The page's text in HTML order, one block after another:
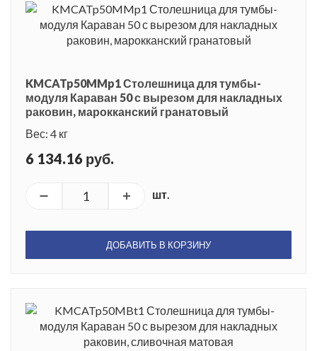
KMCATp50MMp1 Столешница для тумбы-
модуля Караван 50 с вырезом для накладных
раковин, марокканский гранатовый
Вес: 4 кг
6 134.16 руб.
шт.
ДОБАВИТЬ В КОРЗИНУ